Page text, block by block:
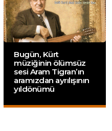
Bugün, Kürt
müziğinin ölümsüz
sesi Aram Tigran’ın
aramızdan ayrılışının
yıldönümü